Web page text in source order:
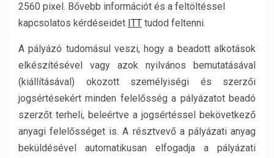
2560 pixel. Bővebb információt és a feltöltéssel
kapcsolatos kérdéseidet ITT tudod feltenni.
A pályázó tudomásul veszi, hogy a beadott alkotások
elkészítésével vagy azok nyilvános bemutatásával
(kiállításával) okozott személyiségi és szerzői
jogsértésekért minden felelősség a pályázatot beadó
szerzőt terheli, beleértve a jogsértéssel bekövetkező
anyagi felelősséget is. A résztvevő a pályázati anyag
beküldésével automatikusan elfogadja a pályázati